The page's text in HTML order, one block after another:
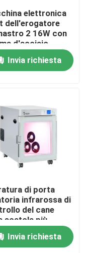
elettronica
dell'erogatore
2 16W con
d'acciaio
Invia richiesta
di porta
infrarossa di
del cane
scatola più
automatica
doppia
Invia richiesta